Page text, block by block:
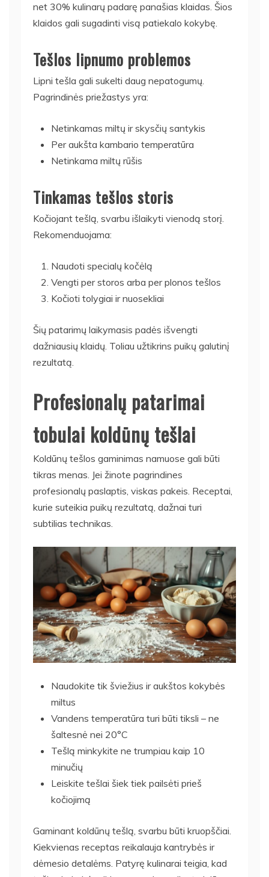
net 30% kulinarų padarę panašias klaidas. Šios
klaidos gali sugadinti visą patiekalo kokybę.
Tešlos lipnumo problemos
Lipni tešla gali sukelti daug nepatogumų.
Pagrindinės priežastys yra:
Netinkamas miltų ir skysčių santykis
Per aukšta kambario temperatūra
Netinkama miltų rūšis
Tinkamas tešlos storis
Kočiojant tešlą, svarbu išlaikyti vienodą storį.
Rekomenduojama:
Naudoti specialų kočėlą
Vengti per storos arba per plonos tešlos
Kočioti tolygiai ir nuosekliai
Šių patarimų laikymasis padės išvengti
dažniausių klaidų. Toliau užtikrins puikų galutinį
rezultatą.
Profesionalų patarimai
tobulai koldūnų tešlai
Koldūnų tešlos gaminimas namuose gali būti
tikras menas. Jei žinote pagrindines
profesionalų paslaptis, viskas pakeis. Receptai,
kurie suteikia puikų rezultatą, dažnai turi
subtilias technikas.
Naudokite tik šviežius ir aukštos kokybės
miltus
Vandens temperatūra turi būti tiksli – ne
šaltesnė nei 20°C
Tešlą minkykite ne trumpiau kaip 10
minučių
Leiskite tešlai šiek tiek pailsėti prieš
kočiojimą
Gaminant koldūnų tešlą, svarbu būti kruopščiai.
Kiekvienas receptas reikalauja kantrybės ir
dėmesio detalėms. Patyrę kulinarai teigia, kad